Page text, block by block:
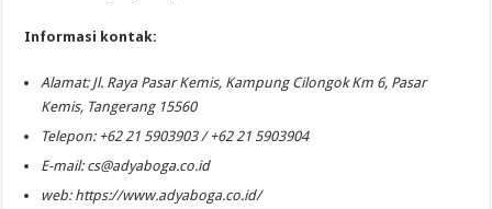
Informasi kontak:
Alamat: Jl. Raya Pasar Kemis, Kampung Cilongok Km 6, Pasar
Kemis, Tangerang 15560
Telepon: +62 21 5903903 / +62 21 5903904
E-mail: cs@adyaboga.co.id
web: https://www.adyaboga.co.id/